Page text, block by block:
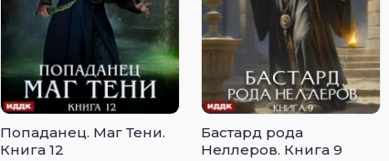
Попаданец. Маг Тени.
Книга 12
Бастард рода
Неллеров. Книга 9